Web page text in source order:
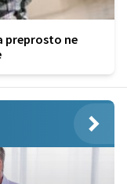
preprosto ne